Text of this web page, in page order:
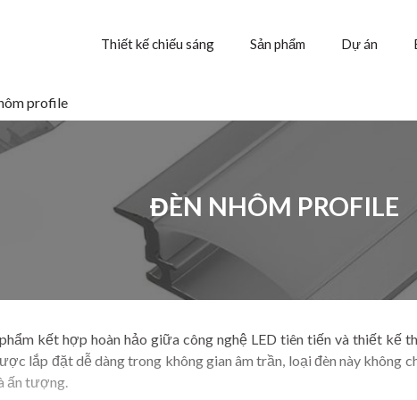
Thiết kế chiếu sáng Sản phẩm Dự án
profile
ĐÈN NHÔM PROFILE
kết hợp hoàn hảo giữa công nghệ LED tiên tiến và thiết kế
lắp đặt dễ dàng trong không gian âm trần, loại đèn này không
ấn tượng.